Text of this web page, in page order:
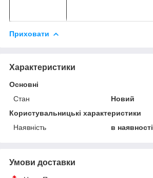
Приховати
Характеристики
Основні
Стан
Новий
Користувальницькі характеристики
Наявність
в наявності
Умови доставки